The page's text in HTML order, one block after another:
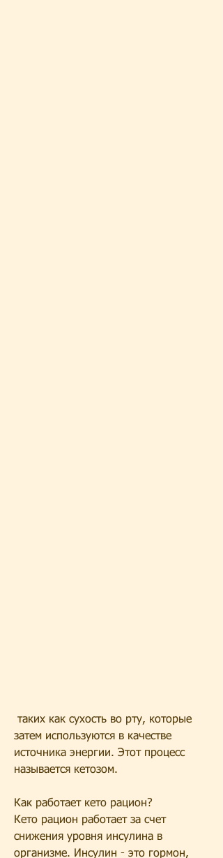
затем используются в качестве
источника энергии. Этот процесс
называется кетозом.
Как работает кето рацион?
Кето рацион работает за счет
снижения уровня инсулина в
организме. Инсулин - это гормон,